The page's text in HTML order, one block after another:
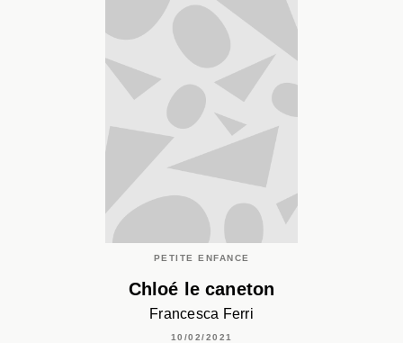
PETITE ENFANCE
Chloé le caneton
Francesca Ferri
10/02/2021